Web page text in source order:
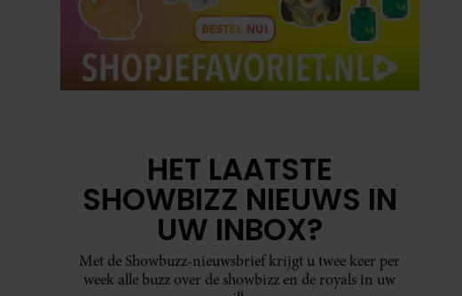
HET LAATSTE
SHOWBIZZ NIEUWS IN
UW INBOX?
Met de Showbuzz-nieuwsbrief krijgt u twee keer per
week alle buzz over de showbizz en de royals in uw